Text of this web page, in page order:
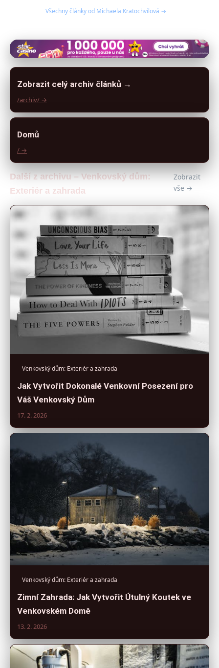
Všechny články od Michaela Kratochvílová →
Zobrazit celý archiv článků →
/archiv/ →
Domů
/ →
Další z archivu – Venkovský dům:
Exteriér a zahrada
Zobrazit
vše →
Venkovský dům: Exteriér a zahrada
Jak Vytvořit Dokonalé Venkovní Posezení pro
Váš Venkovský Dům
17. 2. 2026
Venkovský dům: Exteriér a zahrada
Zimní Zahrada: Jak Vytvořit Útulný Koutek ve
Venkovském Domě
13. 2. 2026